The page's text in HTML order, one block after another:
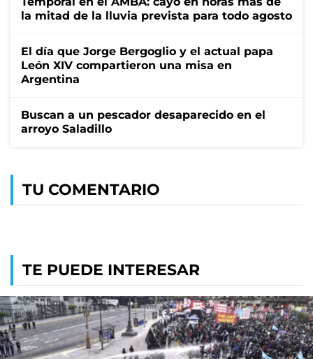
la mitad de la lluvia prevista para todo agosto
El día que Jorge Bergoglio y el actual papa
León XIV compartieron una misa en
Argentina
Buscan a un pescador desaparecido en el
arroyo Saladillo
TU COMENTARIO
TE PUEDE INTERESAR